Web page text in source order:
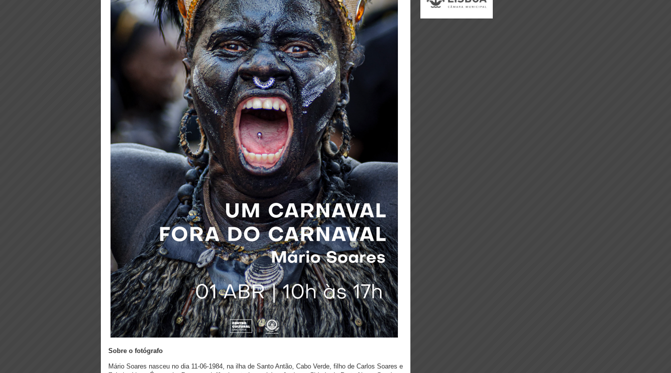
Sobre o fotógrafo
Mário Soares nasceu no dia 11-06-1984, na ilha de Santo Antão, Cabo Verde, filho de Carlos Soares e